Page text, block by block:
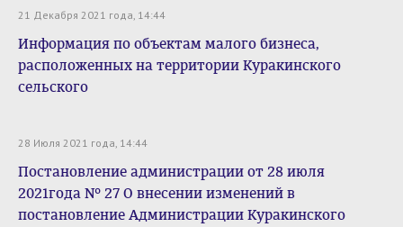
21 Декабря 2021 года, 14:44
Информация по объектам малого бизнеса,
расположенных на территории Куракинского
сельского
28 Июля 2021 года, 14:44
Постановление администрации от 28 июля
2021года № 27 О внесении изменений в
постановление Администрации Куракинского